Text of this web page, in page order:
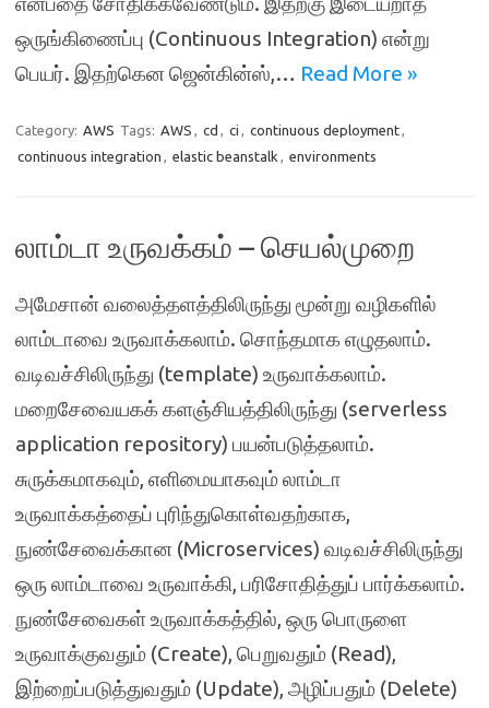
ஒருங்கிணைப்பு (Continuous Integration) என்று
பெயர். இதற்கென ஜென்கின்ஸ்,… Read More »
Category: AWS Tags: AWS , cd , ci , continuous deployment,
continuous integration , elastic beanstalk , environments
லாம்டா உருவக்கம் – செயல்முறை
அமேசான் வலைத்தளத்திலிருந்து மூன்று வழிகளில்
லாம்டாவை உருவாக்கலாம். சொந்தமாக எழுதலாம்.
வடிவச்சிலிருந்து (template) உருவாக்கலாம்.
மறைசேவையகக் களஞ்சியத்திலிருந்து (serverless
application repository) பயன்படுத்தலாம்.
சுருக்கமாகவும், எளிமையாகவும் லாம்டா
உருவாக்கத்தைப் புரிந்துகொள்வதற்காக,
நுண்சேவைக்கான (Microservices) வடிவச்சிலிருந்து
ஒரு லாம்டாவை உருவாக்கி, பரிசோதித்துப் பார்க்கலாம்.
நுண்சேவைகள் உருவாக்கத்தில், ஒரு பொருளை
உருவாக்குவதும் (Create), பெறுவதும் (Read),
இற்றைப்படுத்துவதும் (Update), அழிப்பதும் (Delete)